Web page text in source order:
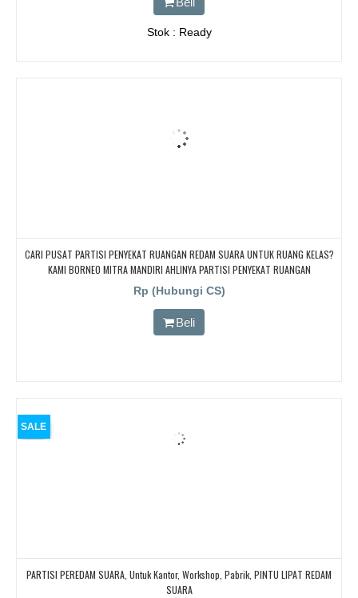
Stok : Ready
CARI PUSAT PARTISI PENYEKAT RUANGAN REDAM SUARA UNTUK RUANG KELAS?
KAMI BORNEO MITRA MANDIRI AHLINYA PARTISI PENYEKAT RUANGAN
Rp (Hubungi CS)
Beli
SALE
PARTISI PEREDAM SUARA, Untuk Kantor, Workshop, Pabrik, PINTU LIPAT REDAM
SUARA